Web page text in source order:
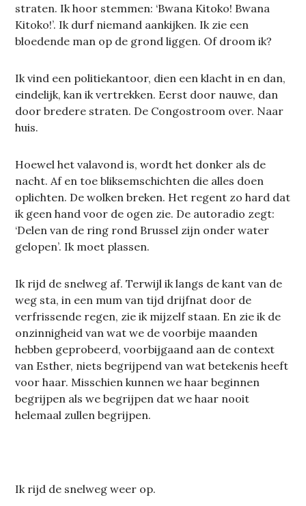
straten. Ik hoor stemmen: ‘Bwana Kitoko! Bwana
Kitoko!’. Ik durf niemand aankijken. Ik zie een
bloedende man op de grond liggen. Of droom ik?
Ik vind een politiekantoor, dien een klacht in en dan,
eindelijk, kan ik vertrekken. Eerst door nauwe, dan
door bredere straten. De Congostroom over. Naar
huis.
Hoewel het valavond is, wordt het donker als de
nacht. Af en toe bliksemschichten die alles doen
oplichten. De wolken breken. Het regent zo hard dat
ik geen hand voor de ogen zie. De autoradio zegt:
‘Delen van de ring rond Brussel zijn onder water
gelopen’. Ik moet plassen.
Ik rijd de snelweg af. Terwijl ik langs de kant van de
weg sta, in een mum van tijd drijfnat door de
verfrissende regen, zie ik mijzelf staan. En zie ik de
onzinnigheid van wat we de voorbije maanden
hebben geprobeerd, voorbijgaand aan de context
van Esther, niets begrijpend van wat betekenis heeft
voor haar. Misschien kunnen we haar beginnen
begrijpen als we begrijpen dat we haar nooit
helemaal zullen begrijpen.
Ik rijd de snelweg weer op.